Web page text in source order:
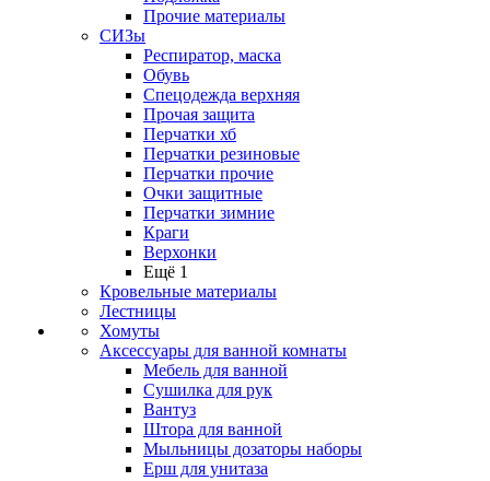
Прочие материалы
СИЗы
Респиратор, маска
Обувь
Спецодежда верхняя
Прочая защита
Перчатки хб
Перчатки резиновые
Перчатки прочие
Очки защитные
Перчатки зимние
Краги
Верхонки
Ещё 1
Кровельные материалы
Лестницы
Хомуты
Аксессуары для ванной комнаты
Мебель для ванной
Сушилка для рук
Вантуз
Штора для ванной
Мыльницы дозаторы наборы
Ерш для унитаза